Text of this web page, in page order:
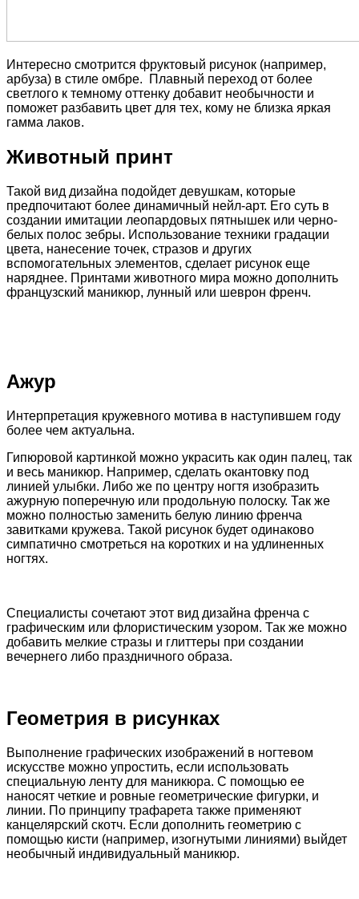
Интересно смотрится фруктовый рисунок (например,
арбуза) в стиле омбре. Плавный переход от более
светлого к темному оттенку добавит необычности и
поможет разбавить цвет для тех, кому не близка яркая
гамма лаков.
Животный принт
Такой вид дизайна подойдет девушкам, которые
предпочитают более динамичный нейл-арт. Его суть в
создании имитации леопардовых пятнышек или черно-
белых полос зебры. Использование техники градации
цвета, нанесение точек, стразов и других
вспомогательных элементов, сделает рисунок еще
наряднее. Принтами животного мира можно дополнить
французский маникюр, лунный или шеврон френч.
Ажур
Интерпретация кружевного мотива в наступившем году
более чем актуальна.
Гипюровой картинкой можно украсить как один палец, так
и весь маникюр. Например, сделать окантовку под
линией улыбки. Либо же по центру ногтя изобразить
ажурную поперечную или продольную полоску. Так же
можно полностью заменить белую линию френча
завитками кружева. Такой рисунок будет одинаково
симпатично смотреться на коротких и на удлиненных
ногтях.
Специалисты сочетают этот вид дизайна френча с
графическим или флористическим узором. Так же можно
добавить мелкие стразы и глиттеры при создании
вечернего либо праздничного образа.
Геометрия в рисунках
Выполнение графических изображений в ногтевом
искусстве можно упростить, если использовать
специальную ленту для маникюра. С помощью ее
наносят четкие и ровные геометрические фигурки, и
линии. По принципу трафарета также применяют
канцелярский скотч. Если дополнить геометрию с
помощью кисти (например, изогнутыми линиями) выйдет
необычный индивидуальный маникюр.